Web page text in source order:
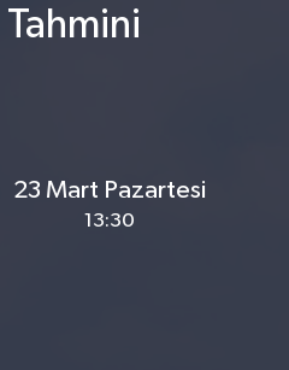
23 Mart Pazartesi
13:30